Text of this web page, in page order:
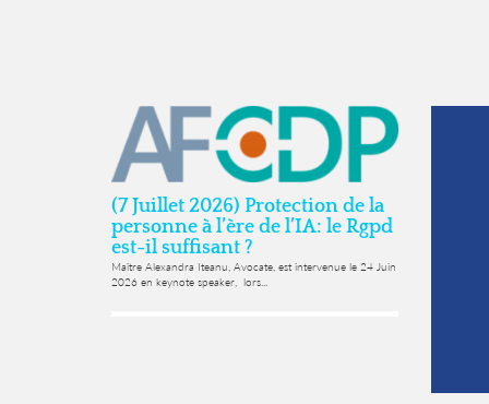
(7 Juillet 2026) Protection de la
personne à l’ère de l’IA: le Rgpd
est-il suffisant ?
Maître Alexandra Iteanu, Avocate, est intervenue le 24 Juin
2026 en keynote speaker, lors...